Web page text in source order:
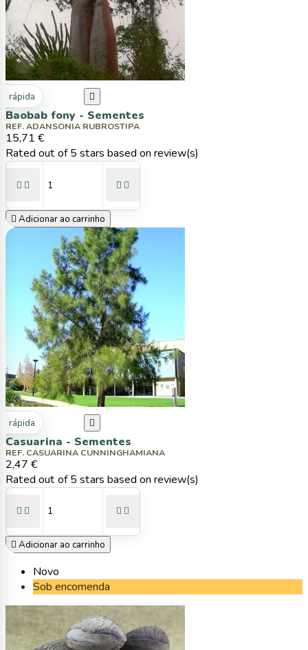
rápida 
Baobab fony - Sementes
REF. ADANSONIA RUBROSTIPA
15,71 €
Rated out of 5 stars based on review(s)
   
 Adicionar ao carrinho
rápida 
Casuarina - Sementes
REF. CASUARINA CUNNINGHAMIANA
2,47 €
Rated out of 5 stars based on review(s)
   
 Adicionar ao carrinho
Novo
Sob encomenda